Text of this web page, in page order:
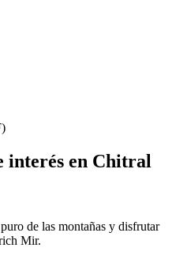
interés en Chitral
de las montañas y disfrutar
Mir.